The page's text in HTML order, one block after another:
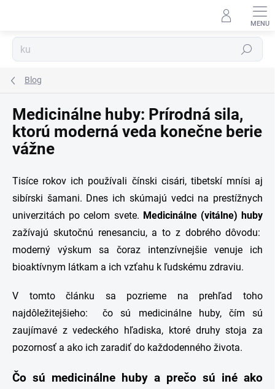
Hľadať
Blog
Medicinálne huby: Prírodná sila,
ktorú moderná veda konečne berie
vážne
Tisíce rokov ich používali čínski cisári, tibetskí mnísi aj
sibírski šamani. Dnes ich skúmajú vedci na prestížnych
univerzitách po celom svete. Medicinálne (vitálne) huby
zažívajú skutočnú renesanciu, a to z dobrého dôvodu:
moderný výskum sa čoraz intenzívnejšie venuje ich
bioaktívnym látkam a ich vzťahu k ľudskému zdraviu.
V tomto článku sa pozrieme na prehľad toho
najdôležitejšieho: čo sú medicinálne huby, čím sú
zaujímavé z vedeckého hľadiska, ktoré druhy stoja za
pozornosť a ako ich zaradiť do každodenného života.
Čo sú medicinálne huby a prečo sú iné ako